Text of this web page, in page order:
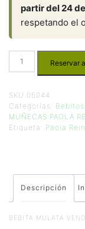
partir del 24
respetando el
Reservar
SKU: 05044
Categorías:
MUÑECAS PAOLA
Etiqueta: Paola
Descripción
BEBITA MULATA